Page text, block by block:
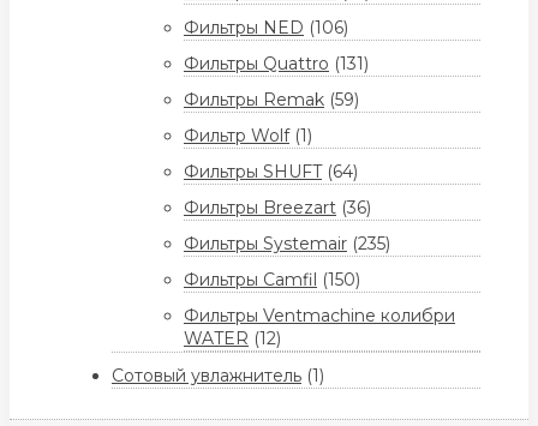
Фильтры NED (106)
Фильтры Quattro (131)
Фильтры Remak (59)
Фильтр Wolf (1)
Фильтры SHUFT (64)
Фильтры Breezart (36)
Фильтры Systemair (235)
Фильтры Camfil (150)
Фильтры Ventmachine колибри
WATER (12)
Сотовый увлажнитель (1)